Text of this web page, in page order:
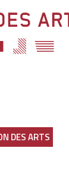
DES ARTS